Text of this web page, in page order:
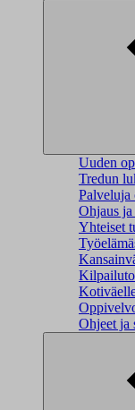
Uuden
Tredun
Palveluja
Ohjaus
Yhteiset
Ohjeet ja